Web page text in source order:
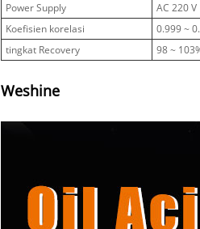
Power Supply
AC 220 V
Koefisien korelasi
0.999 ~
tingkat Recovery
98 ~
Weshine